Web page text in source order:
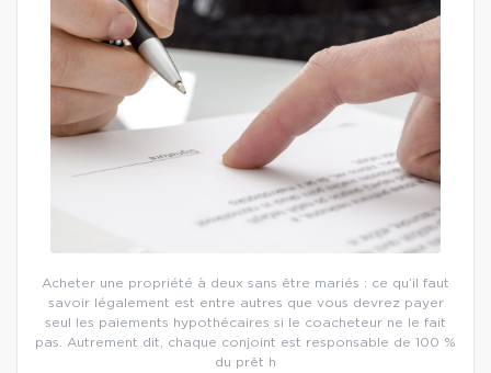
Acheter une propriété à deux sans être mariés : ce qu’il faut
savoir légalement est entre autres que vous devrez payer
seul les paiements hypothécaires si le coacheteur ne le fait
pas. Autrement dit, chaque conjoint est responsable de 100 %
du prêt h